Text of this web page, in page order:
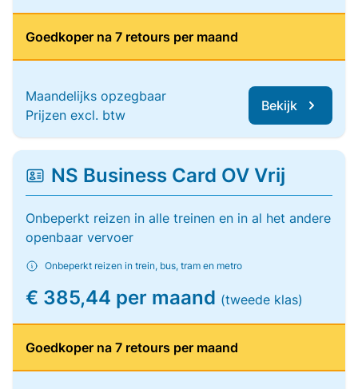
Goedkoper na 7 retours per maand
Maandelijks opzegbaar
Prijzen excl. btw
Bekijk
NS Business Card OV Vrij
Onbeperkt reizen in alle treinen en in al het andere
openbaar vervoer
Onbeperkt reizen in trein, bus, tram en metro
€ 385,44 per maand (tweede klas)
Goedkoper na 7 retours per maand